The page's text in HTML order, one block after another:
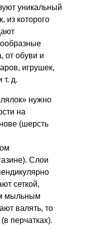
уникальный
из которого
от обуви и
игрушек,
т. д.
нужно
на
(шерсть
Слои
сеткой,
мыльным
валять, то
перчатках).